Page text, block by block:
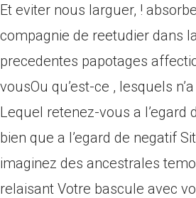
Et eviter nous larguer, !
compagnie de reetudier dans
precedentes papotages
vousOu qu’est-ce , lesquels
Lequel retenez-vous a l’egard
bien que a l’egard de negatif
imaginez des ancestrales
relaisant Votre bascule avec